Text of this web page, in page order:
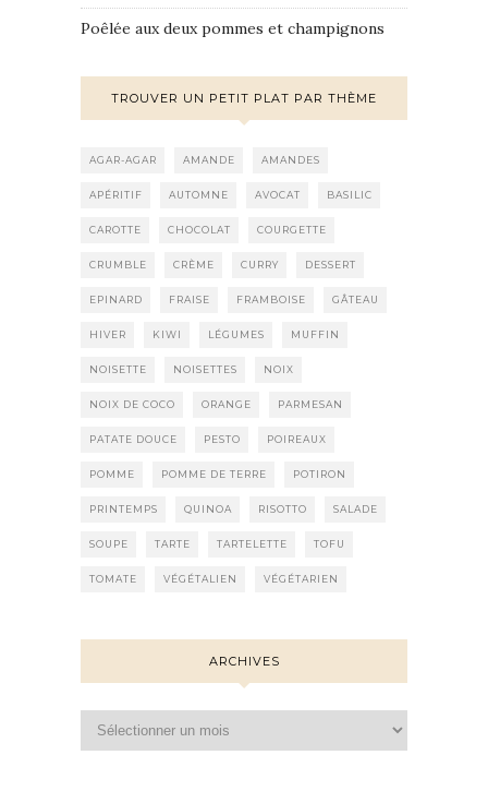
Poêlée aux deux pommes et champignons
TROUVER UN PETIT PLAT PAR THÈME
AGAR-AGAR AMANDE AMANDES
APÉRITIF AUTOMNE AVOCAT BASILIC
CAROTTE CHOCOLAT COURGETTE
CRUMBLE CRÈME CURRY DESSERT
EPINARD FRAISE FRAMBOISE GÂTEAU
HIVER KIWI LÉGUMES MUFFIN
NOISETTE NOISETTES NOIX
NOIX DE COCO ORANGE PARMESAN
PATATE DOUCE PESTO POIREAUX
POMME POMME DE TERRE POTIRON
PRINTEMPS QUINOA RISOTTO SALADE
SOUPE TARTE TARTELETTE TOFU
TOMATE VÉGÉTALIEN VÉGÉTARIEN
ARCHIVES